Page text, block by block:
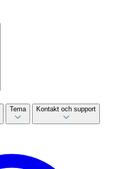
Tema Kontakt och support